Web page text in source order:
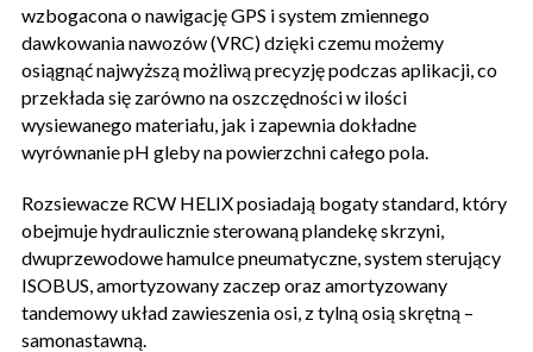
wzbogacona o nawigację GPS i system zmiennego
dawkowania nawozów (VRC) dzięki czemu możemy
osiągnąć najwyższą możliwą precyzję podczas aplikacji, co
przekłada się zarówno na oszczędności w ilości
wysiewanego materiału, jak i zapewnia dokładne
wyrównanie pH gleby na powierzchni całego pola.
Rozsiewacze RCW HELIX posiadają bogaty standard, który
obejmuje hydraulicznie sterowaną plandekę skrzyni,
dwuprzewodowe hamulce pneumatyczne, system sterujący
ISOBUS, amortyzowany zaczep oraz amortyzowany
tandemowy układ zawieszenia osi, z tylną osią skrętną –
samonastawną.